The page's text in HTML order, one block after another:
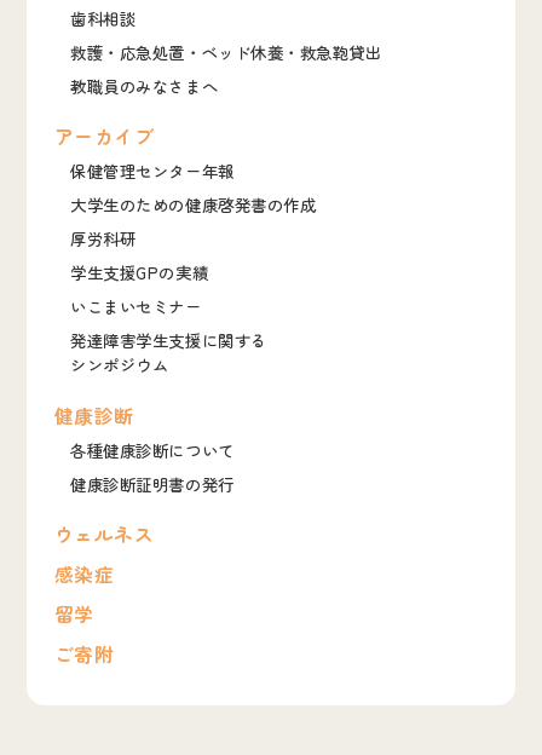
歯科相談
救護・応急処置・ベッド休養・救急鞄貸出
教職員のみなさまへ
アーカイブ
保健管理センター年報
大学生のための健康啓発書の作成
厚労科研
学生支援GPの実績
いこまいセミナー
発達障害学生支援に関する
シンポジウム
健康診断
各種健康診断について
健康診断証明書の発行
ウェルネス
感染症
留学
ご寄附